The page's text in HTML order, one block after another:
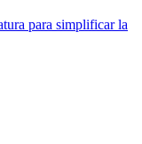
para simplificar la